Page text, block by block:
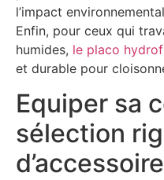
l’impact
Enfin, pour ceux qui
humides, le placo
et durable pour
Equiper sa
sélection